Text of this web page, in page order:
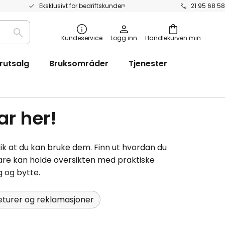
Eksklusivt for bedriftskunder⁵ 21 95 68 58
Handlekurven min
Søk Kundeservice Logg inn
Bruksområder
Tjenester
her!
at du kan bruke dem. Finn ut hvordan du
kan holde oversikten med praktiske
og bytte.
og reklamasjoner